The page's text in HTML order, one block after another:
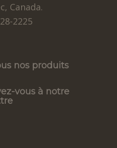
Canada.
2225
nos produits
vous à notre